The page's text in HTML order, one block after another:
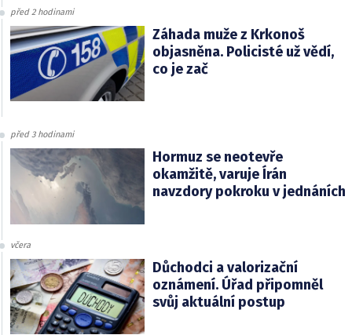
před 2 hodinami
Záhada muže z Krkonoš
objasněna. Policisté už vědí,
co je zač
před 3 hodinami
Hormuz se neotevře
okamžitě, varuje Írán
navzdory pokroku v jednáních
včera
Důchodci a valorizační
oznámení. Úřad připomněl
svůj aktuální postup